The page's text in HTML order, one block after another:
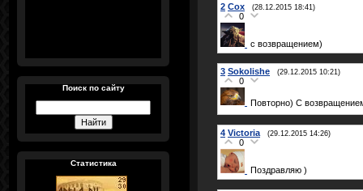
Поиск по сайту
Статистика
2 Cox (28.12.2015 18:41)
0
с возвращением)
3 Sokolishe (29.12.2015 10:21)
0
Повторно) С
4 Victoria (29.12.2015 14:26)
0
Поздравляю )